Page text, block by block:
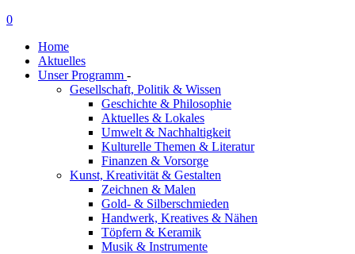
0
Home
Aktuelles
Unser Programm -
Gesellschaft, Politik & Wissen
Geschichte & Philosophie
Aktuelles & Lokales
Umwelt & Nachhaltigkeit
Kulturelle Themen & Literatur
Finanzen & Vorsorge
Kunst, Kreativität & Gestalten
Zeichnen & Malen
Gold- & Silberschmieden
Handwerk, Kreatives & Nähen
Töpfern & Keramik
Musik & Instrumente